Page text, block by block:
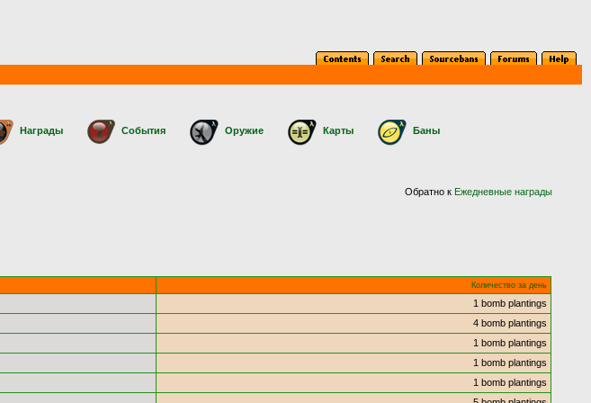
Награды События Оружие Карты Баны
Обратно к Ежедневные награды
Количество за день
1 bomb plantings
4 bomb plantings
1 bomb plantings
1 bomb plantings
1 bomb plantings